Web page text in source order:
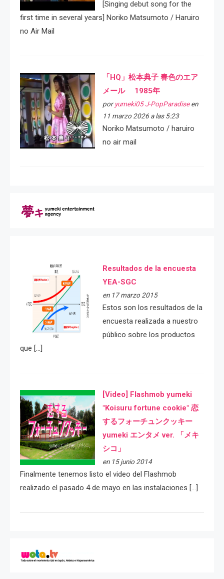
[Singing debut song for the
first time in several years] Noriko Matsumoto / Haruiro
no Air Mail
「HQ」松本典子 春色のエア
メール 1985年
por yumeki05 J-PopParadiseen
11 marzo 2026 a las 5:23
Noriko Matsumoto / haruiro
no air mail
Resultados de la encuesta
YEA-SGC
en 17 marzo 2015
Estos son los resultados de la
encuesta realizada a nuestro
público sobre los productos
que […]
[Video] Flashmob yumeki
"Koisuru fortune cookie" 恋
するフォーチュンクッキー
yumeki エンタメ ver. 「メキ
シコ」
en 15 junio 2014
Finalmente tenemos listo el video del Flashmob
realizado el pasado 4 de mayo en las instalaciones […]